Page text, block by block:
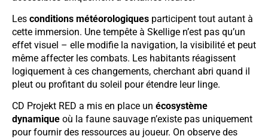
Les conditions météorologiques participent tout autant à
cette immersion. Une tempête à Skellige n’est pas qu’un
effet visuel – elle modifie la navigation, la visibilité et peut
même affecter les combats. Les habitants réagissent
logiquement à ces changements, cherchant abri quand il
pleut ou profitant du soleil pour étendre leur linge.
CD Projekt RED a mis en place un écosystème
dynamique où la faune sauvage n’existe pas uniquement
pour fournir des ressources au joueur. On observe des